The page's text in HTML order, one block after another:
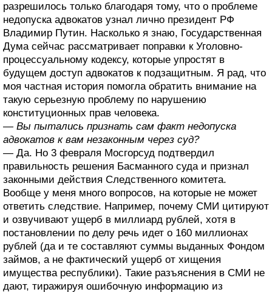
разрешилось только благодаря тому, что о проблеме
недопуска адвокатов узнал лично президент РФ
Владимир Путин. Насколько я знаю, Государственная
Дума сейчас рассматривает поправки к Уголовно-
процессуальному кодексу, которые упростят в
будущем доступ адвокатов к подзащитным. Я рад, что
моя частная история помогла обратить внимание на
такую серьезную проблему по нарушению
конституционных прав человека.
— Вы пытались признать сам факт недопуска
адвокатов к вам незаконным через суд?
— Да. Но 3 февраля Мосгорсуд подтвердил
правильность решения Басманного суда и признал
законными действия Следственного комитета.
Вообще у меня много вопросов, на которые не может
ответить следствие. Например, почему СМИ цитируют
и озвучивают ущерб в миллиард рублей, хотя в
постановлении по делу речь идет о 160 миллионах
рублей (да и те составляют суммы выданных Фондом
займов, а не фактический ущерб от хищения
имущества республики). Такие разъяснения в СМИ не
дают, тиражируя ошибочную информацию из